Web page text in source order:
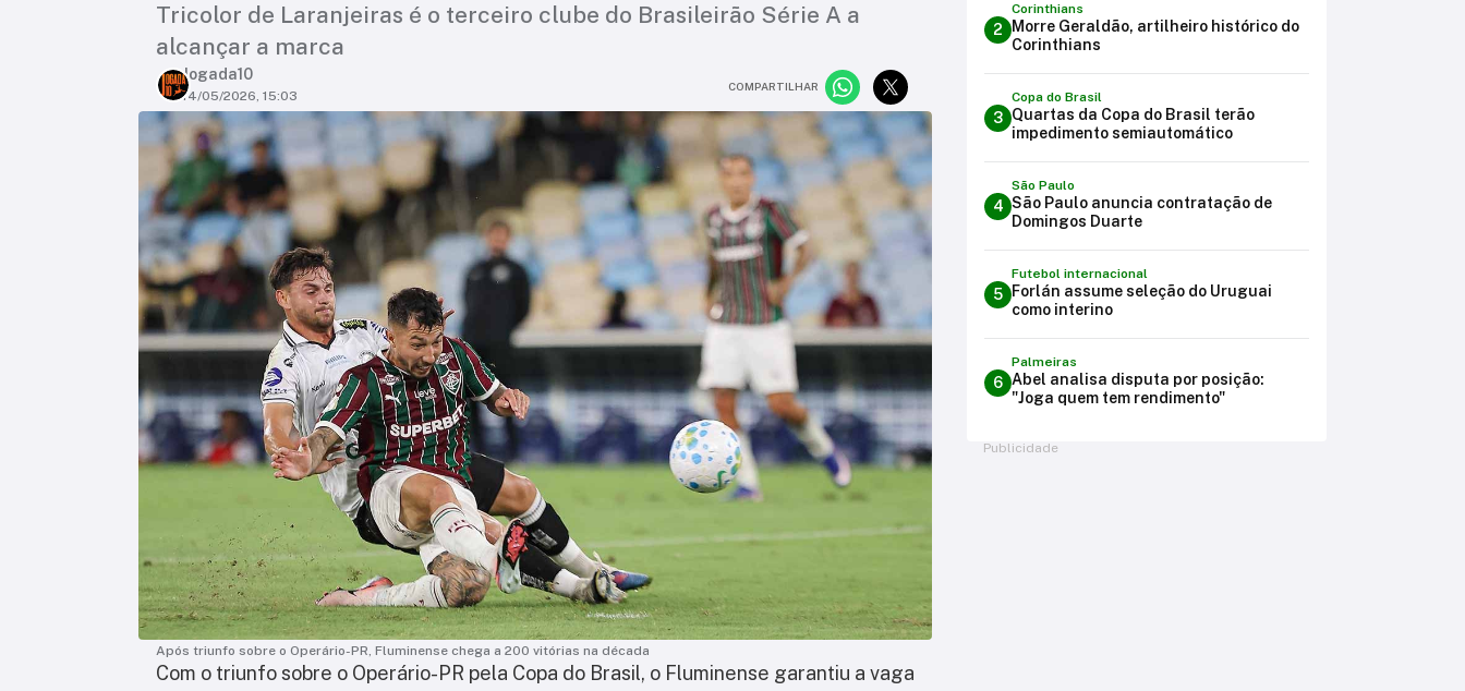
Tricolor de Laranjeiras é o terceiro clube do Brasileirão Série A a
alcançar a marca
Jogada10
14/05/2026, 15:03
COMPARTILHAR
Após triunfo sobre o Operário-PR, Fluminense chega a 200 vitórias na década
Com o triunfo sobre o Operário-PR pela Copa do Brasil, o Fluminense garantiu a vaga
2
Corinthians
Morre Geraldão, artilheiro histórico do
Corinthians
3
Copa do Brasil
Quartas da Copa do Brasil terão
impedimento semiautomático
4
São Paulo
São Paulo anuncia contratação de
Domingos Duarte
5
Futebol internacional
Forlán assume seleção do Uruguai
como interino
6
Palmeiras
Abel analisa disputa por posição:
"Joga quem tem rendimento"
Publicidade